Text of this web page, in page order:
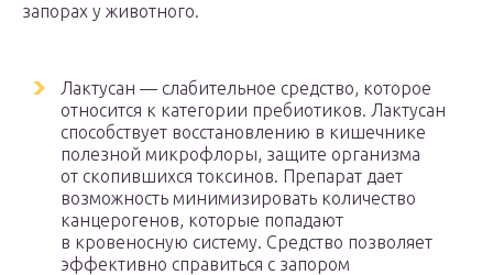
запорах у животного.
Лактусан — слабительное средство, которое
относится к категории пребиотиков. Лактусан
способствует восстановлению в кишечнике
полезной микрофлоры, защите организма
от скопившихся токсинов. Препарат дает
возможность минимизировать количество
канцерогенов, которые попадают
в кровеносную систему. Средство позволяет
эффективно справиться с запором